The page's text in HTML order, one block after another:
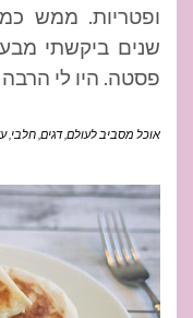
שנים ביקשתי
פסטה. היו לי
אוכל מסביב לעולם ,דגים חלבי ,עד 5